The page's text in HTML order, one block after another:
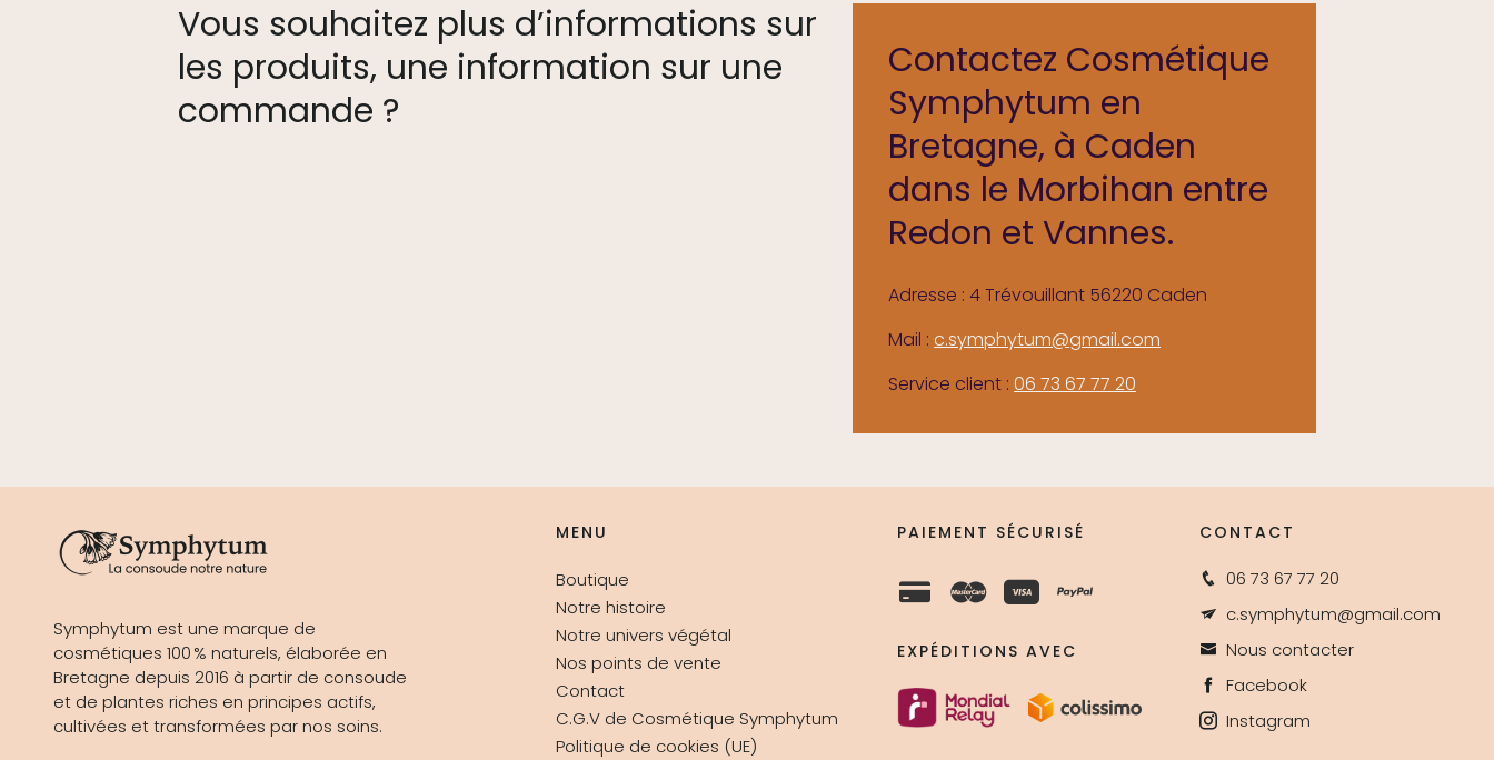
Vous souhaitez plus d’informations sur
les produits, une information sur une
commande ?
Contactez Cosmétique
Symphytum en
Bretagne, à Caden
dans le Morbihan entre
Redon et Vannes.
Adresse : 4 Trévouillant 56220 Caden
Mail :c.symphytum@gmail.com
Service client :06 73 67 77 20
Symphytum est une marque de
cosmétiques 100 % naturels, élaborée en
Bretagne depuis 2016 à partir de consoude
et de plantes riches en principes actifs,
cultivées et transformées par nos soins.
MENU
Boutique
Notre histoire
Notre univers végétal
Nos points de vente
Contact
C.G.V de Cosmétique Symphytum
Politique de cookies (UE)
PAIEMENT SÉCURISÉ
EXPÉDITIONS AVEC
CONTACT
06 73 67 77 20
c.symphytum@gmail.com
Nous contacter
Facebook
Instagram